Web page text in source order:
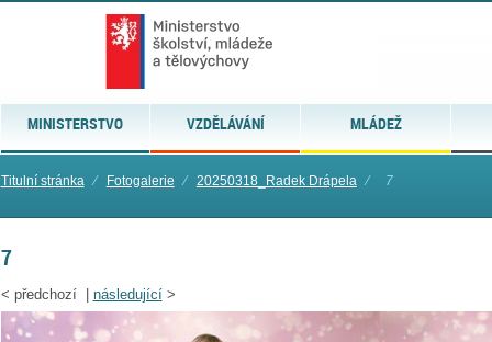
MINISTERSTVO VZDĚLÁVÁNÍ MLÁDEŽ
Titulní stránka ⁄ Fotogalerie ⁄ 20250318_Radek Drápela ⁄ 7
7
< předchozí | následující>